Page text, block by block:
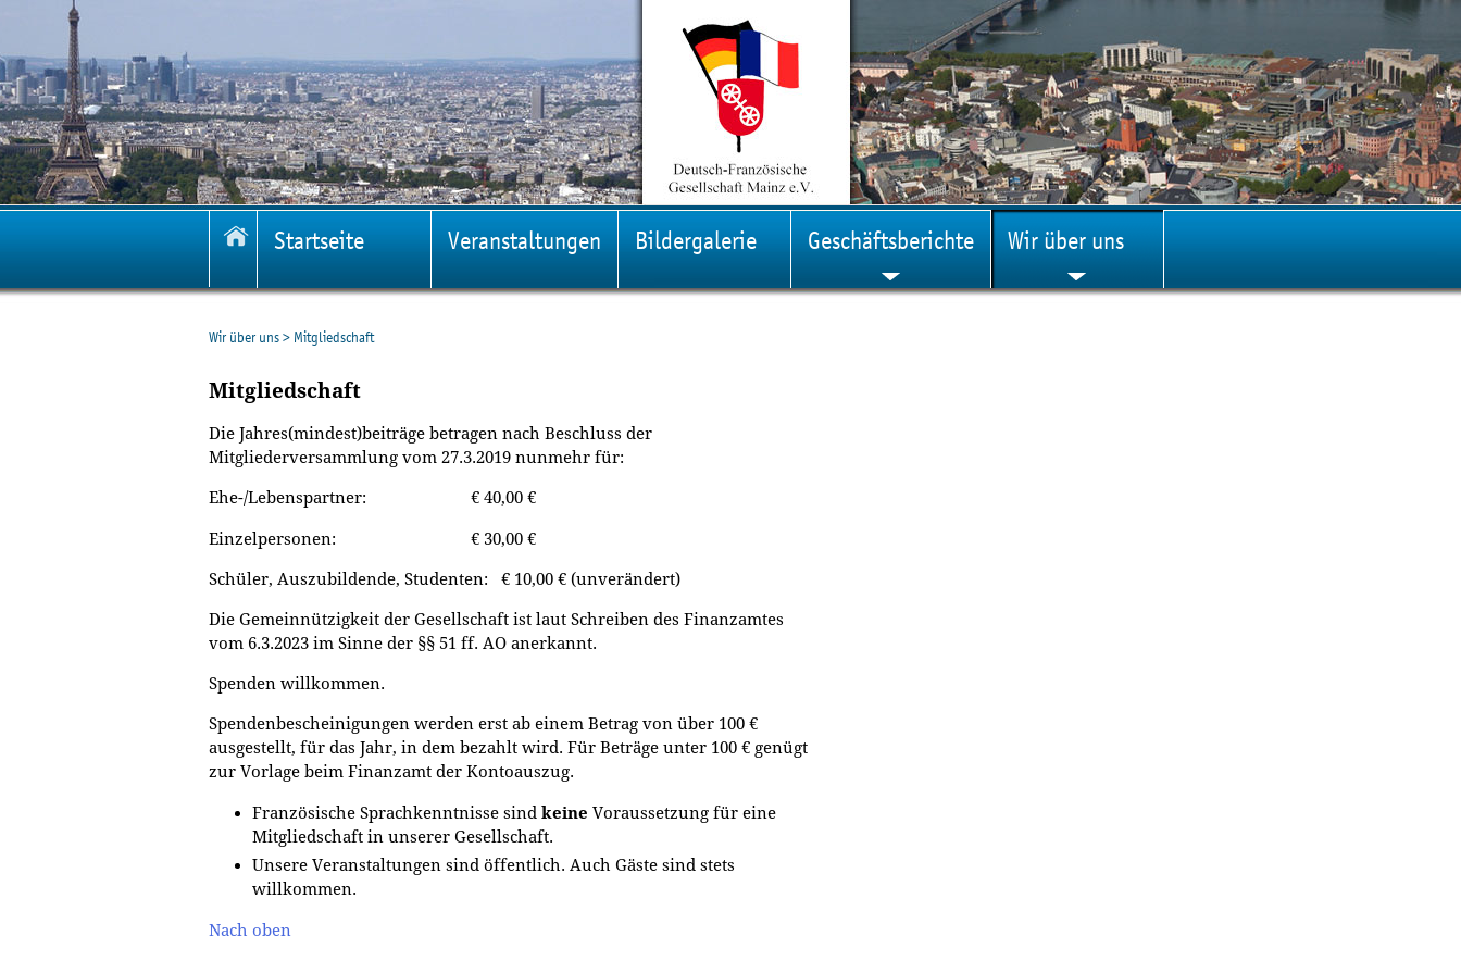
Startseite Veranstaltungen Bildergalerie Geschäftsberichte Wir über uns
Wir über uns> Mitgliedschaft
Mitgliedschaft
Die Jahres(mindest)beiträge betragen nach Beschluss der
Mitgliederversammlung vom 27.3.2019 nunmehr für:
Ehe-/Lebenspartner: € 40,00 €
Einzelpersonen: € 30,00 €
Schüler, Auszubildende, Studenten: € 10,00 € (unverändert)
Die Gemeinnützigkeit der Gesellschaft ist laut Schreiben des Finanzamtes
vom 6.3.2023 im Sinne der §§ 51 ff. AO anerkannt.
Spenden willkommen.
Spendenbescheinigungen werden erst ab einem Betrag von über 100 €
ausgestellt, für das Jahr, in dem bezahlt wird. Für Beträge unter 100 € genügt
zur Vorlage beim Finanzamt der Kontoauszug.
Französische Sprachkenntnisse sind keine Voraussetzung für eine
Mitgliedschaft in unserer Gesellschaft.
Unsere Veranstaltungen sind öffentlich. Auch Gäste sind stets
willkommen.
Nach oben